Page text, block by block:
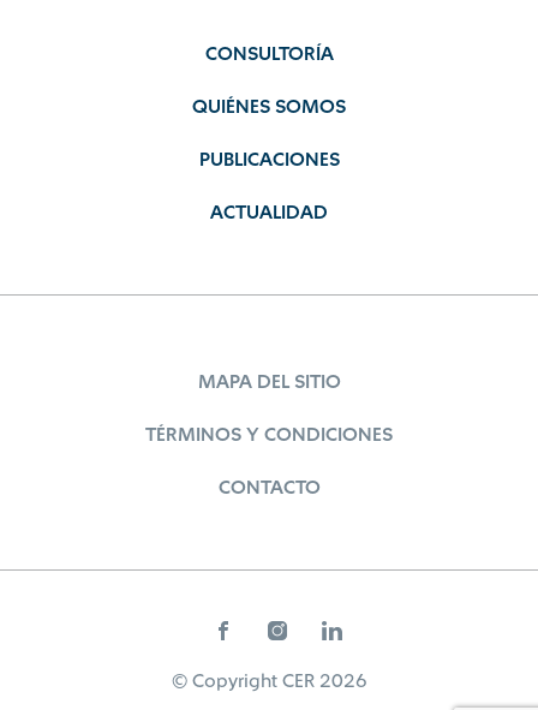
CONSULTORÍA
QUIÉNES SOMOS
PUBLICACIONES
ACTUALIDAD
MAPA DEL SITIO
TÉRMINOS Y CONDICIONES
CONTACTO
© Copyright CER 2026